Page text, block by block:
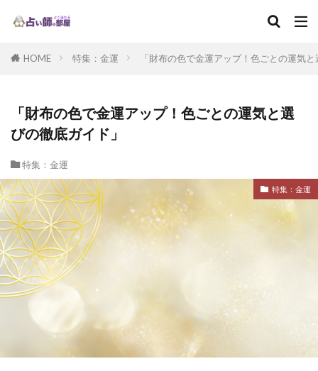
HOME 特集：金運 「財布の色で金運アップ！色ごとの運気
「財布の色で金運アップ！色ごとの運気と選
びの徹底ガイド」
特集：金運
特集：金運